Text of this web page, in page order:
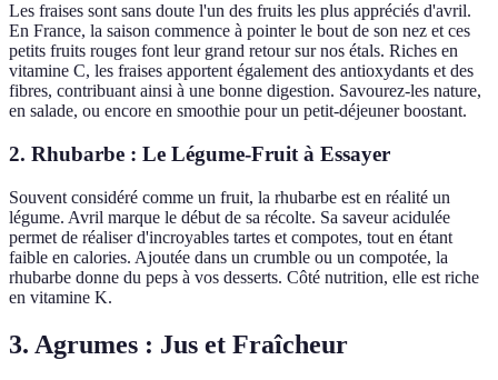
Les fraises sont sans doute l'un des fruits les plus appréciés d'avril.
En France, la saison commence à pointer le bout de son nez et ces
petits fruits rouges font leur grand retour sur nos étals. Riches en
vitamine C, les fraises apportent également des antioxydants et des
fibres, contribuant ainsi à une bonne digestion. Savourez-les nature,
en salade, ou encore en smoothie pour un petit-déjeuner boostant.
2. Rhubarbe : Le Légume-Fruit à Essayer
Souvent considéré comme un fruit, la rhubarbe est en réalité un
légume. Avril marque le début de sa récolte. Sa saveur acidulée
permet de réaliser d'incroyables tartes et compotes, tout en étant
faible en calories. Ajoutée dans un crumble ou un compotée, la
rhubarbe donne du peps à vos desserts. Côté nutrition, elle est riche
en vitamine K.
3. Agrumes : Jus et Fraîcheur